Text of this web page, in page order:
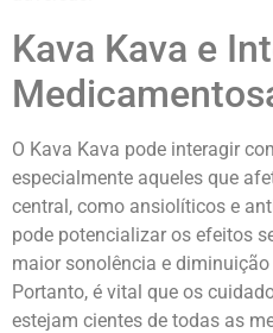
Kava Kava e
O Kava Kava pode interagir
especialmente aqueles que
central, como ansiolíticos e
pode potencializar os efeitos
maior sonolência e
Portanto, é vital que os
estejam cientes de todas as